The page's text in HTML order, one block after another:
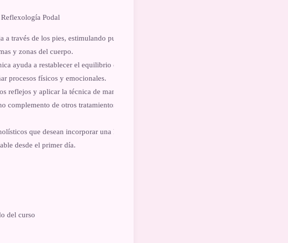
Podal
través de los pies, estimulando puntos reflejos
y zonas del cuerpo.
ayuda a restablecer el equilibrio energético,
procesos físicos y emocionales.
reflejos y aplicar la técnica de manera clara,
complemento de otros tratamientos estéticos y
que desean incorporar una herramienta
desde el primer día.
del curso